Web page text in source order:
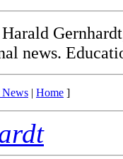
news.
News | Home ]